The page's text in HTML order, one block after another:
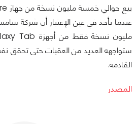
عندما نأخذ في عين الإعتبار أن شركة
ستواجهه العديد من العقبات حتى تحقق
القادمة.
المصدر